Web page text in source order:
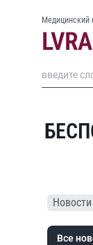
Медицинский
Новости
Все